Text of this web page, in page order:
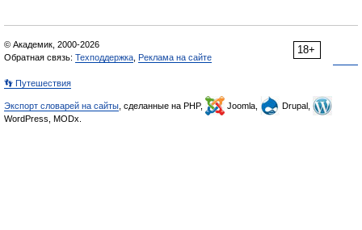
18+
© Академик, 2000-2026
Обратная связь: Техподдержка Реклама на сайте
👣 Путешествия
Экспорт словарей на сайты , сделанные на PHP, Joomla,
Drupal,
WordPress, MODx.